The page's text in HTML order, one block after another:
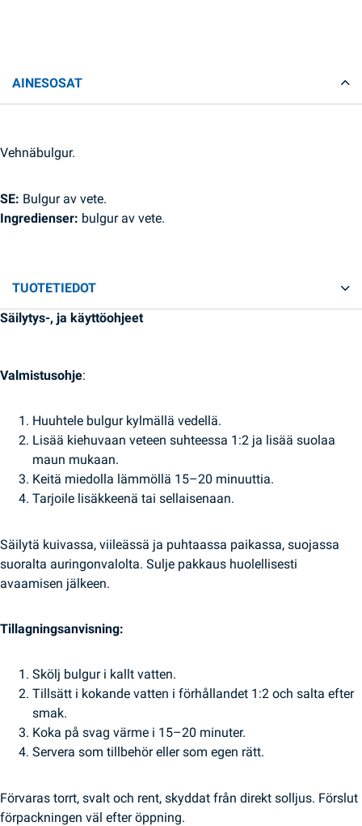
AINESOSAT
Vehnäbulgur.
SE: Bulgur av vete.
Ingredienser: bulgur av vete.
TUOTETIEDOT
Säilytys-, ja käyttöohjeet
Valmistusohje:
Huuhtele bulgur kylmällä vedellä.
Lisää kiehuvaan veteen suhteessa 1:2 ja lisää suolaa
maun mukaan.
Keitä miedolla lämmöllä 15–20 minuuttia.
Tarjoile lisäkkeenä tai sellaisenaan.
Säilytä kuivassa, viileässä ja puhtaassa paikassa, suojassa
suoralta auringonvalolta. Sulje pakkaus huolellisesti
avaamisen jälkeen.
Tillagningsanvisning:
Skölj bulgur i kallt vatten.
Tillsätt i kokande vatten i förhållandet 1:2 och salta efter
smak.
Koka på svag värme i 15–20 minuter.
Servera som tillbehör eller som egen rätt.
Förvaras torrt, svalt och rent, skyddat från direkt solljus. Förslut
förpackningen väl efter öppning.